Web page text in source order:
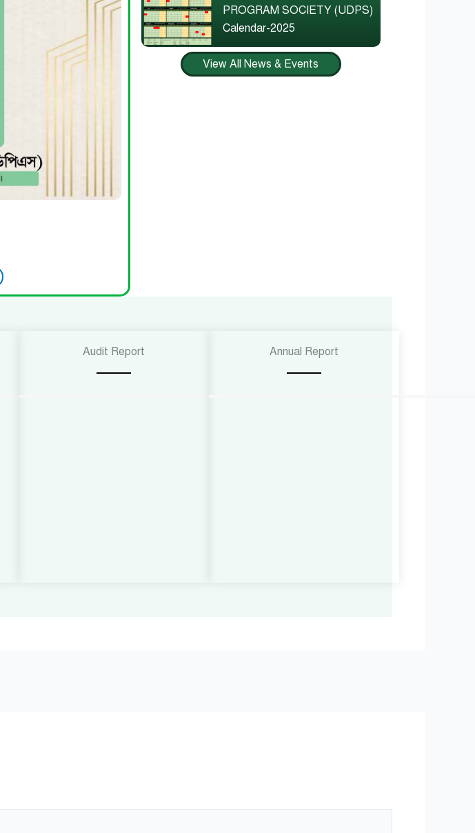
PROGRAM SOCIETY (UDPS)
Calendar-2025
View All News & Events
Audit Report Annual Report